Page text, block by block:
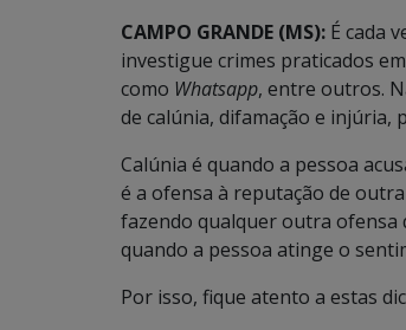
CAMPO GRANDE (MS): É cada
investigue crimes praticados
como Whatsapp, entre outros.
de calúnia, difamação e injúria,
Calúnia é quando a pessoa
é a ofensa à reputação de
fazendo qualquer outra ofensa
quando a pessoa atinge o
Por isso, fique atento a estas